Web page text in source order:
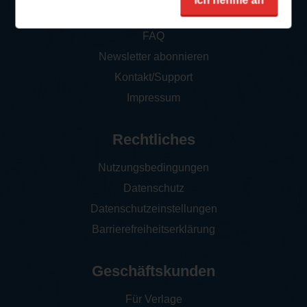
So funktioniert‘s
FAQ
Newsletter abonnieren
Kontakt/Support
Impressum
Rechtliches
Nutzungsbedingungen
Datenschutz
Datenschutzeinstellungen
Barrierefreiheitserklärung
Geschäftskunden
Für Verlage